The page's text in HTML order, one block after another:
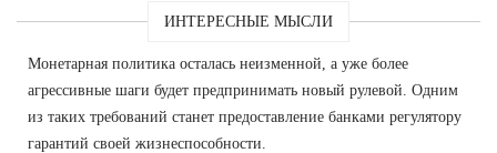
ИНТЕРЕСНЫЕ МЫСЛИ
Монетарная политика осталась неизменной, а уже более
агрессивные шаги будет предпринимать новый рулевой. Одним
из таких требований станет предоставление банками регулятору
гарантий своей жизнеспособности.